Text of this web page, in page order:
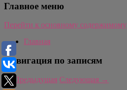
Главное меню
Перейти к основному содержимому
Главная
Навигация по записям
←Предыдущая Следующая →